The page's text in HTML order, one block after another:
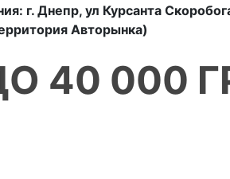
г. Днепр, ул Курсанта
Авторынка)
40 000